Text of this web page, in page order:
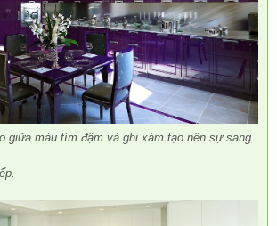
giữa màu tím đậm và ghi xám tạo nên sự sang